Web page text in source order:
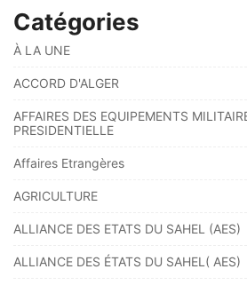
Catégories
À LA UNE
ACCORD D'ALGER
AFFAIRES DES EQUIPEMENTS
PRESIDENTIELLE
Affaires Etrangères
AGRICULTURE
ALLIANCE DES ETATS DU SAHEL (AES)
ALLIANCE DES ÉTATS DU SAHEL( AES)